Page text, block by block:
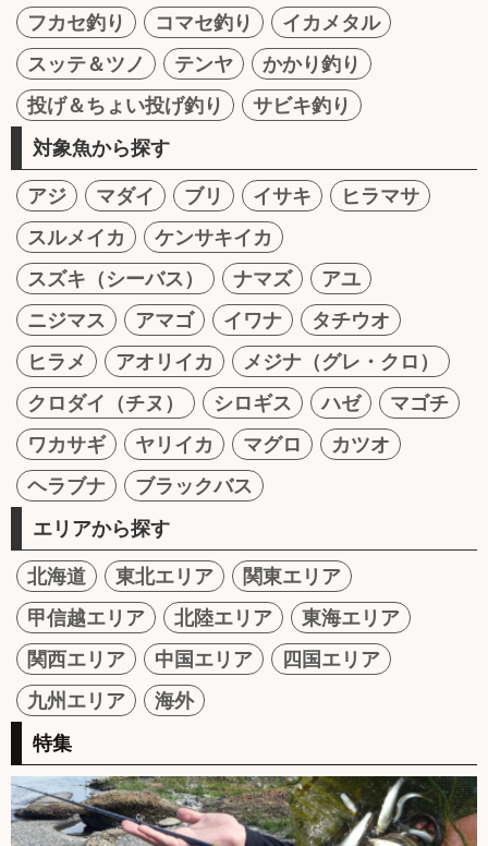
フカセ釣り
コマセ釣り
イカメタル
スッテ＆ツノ
テンヤ
かかり釣り
投げ＆ちょい投げ釣り
サビキ釣り
対象魚から探す
アジ マダイ ブリ イサキ
ヒラマサ
スルメイカ
ケンサキイカ
スズキ（シーバス）
ナマズ
アユ
ニジマス
アマゴ イワナ
タチウオ
ヒラメ
アオリイカ
メジナ（グレ・クロ）
クロダイ（チヌ）
シロギス ハゼ
マゴチ
ワカサギ
ヤリイカ マグロ
カツオ
ヘラブナ
ブラックバス
エリアから探す
北海道 東北エリア
関東エリア
甲信越エリア
北陸エリア
東海エリア
関西エリア
中国エリア
四国エリア
九州エリア
海外
特集